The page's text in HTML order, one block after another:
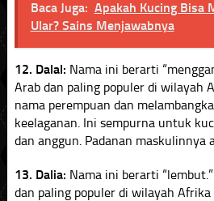
Baca Juga: Apakah Kucing Bisa
Ular? Sains Menjawabnya
12. Dalal: Nama ini berarti
Arab dan paling populer di wilayah
nama perempuan dan
keelaganan. Ini sempurna untuk
dan anggun. Padanan maskulinnya
13. Dalia: Nama ini berarti
dan paling populer di wilayah